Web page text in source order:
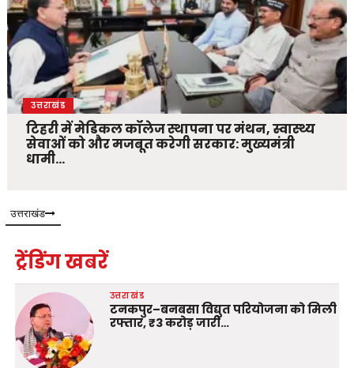
उत्तराखंड
टिहरी में मेडिकल कॉलेज स्थापना पर मंथन, स्वास्थ्य
सेवाओं को और मजबूत करेगी सरकार: मुख्यमंत्री
धामी…
उत्तराखंड
ट्रेंडिंग खबरें
उत्तराखंड
टनकपुर–बनबसा विद्युत परियोजना को मिली
रफ्तार, ₹3 करोड़ जारी…